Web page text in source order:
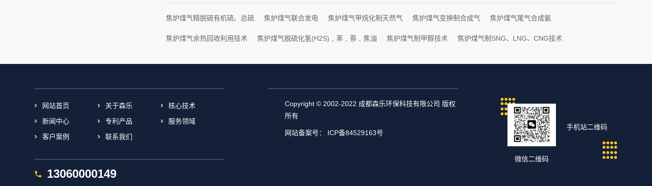
焦炉煤气精脱硫有机硫、总硫 焦炉煤气联合发电 焦炉煤气甲烷化制天然气 焦炉煤气变换制合成气 焦炉煤气尾气合成氨
焦炉煤气余热回收利用技术 焦炉煤气脱硫化氢(H2S)﹑苯﹑萘﹑焦油 焦炉煤气制甲醇技术 焦炉煤气制SNG、LNG、CNG技术
网站首页 关于森乐
核心技术
新闻中心
专利产品
服务领域
客户案例
联系我们
13060000149
Copyright © 2002-2022 成都森乐环保科技有限公司 版权
所有
网站备案号： ICP备84529163号
微信二维码
手机站二维码